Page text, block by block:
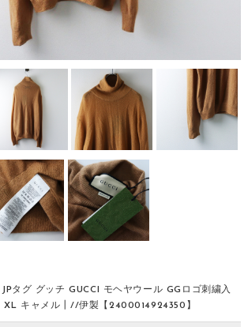
タグ グッチ GUCCI モヘヤウール GGロゴ刺繍入
XL キャメル┃//伊製【2400014924350】